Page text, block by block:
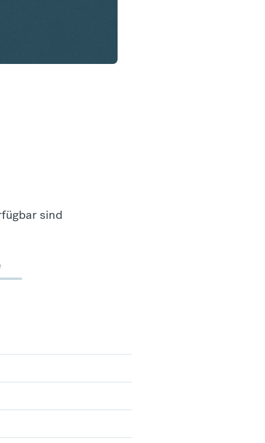
sind